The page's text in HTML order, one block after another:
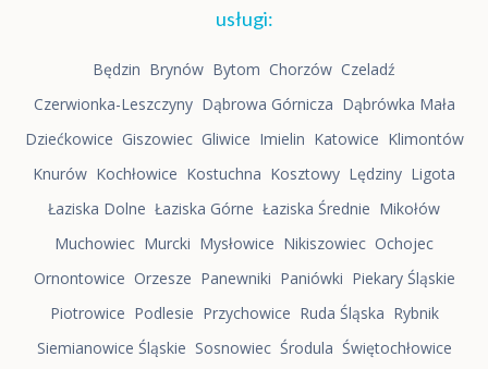
usługi:
Będzin Brynów Bytom Chorzów Czeladź
Czerwionka-Leszczyny Dąbrowa Górnicza Dąbrówka Mała
Dziećkowice Giszowiec Gliwice Imielin Katowice Klimontów
Knurów Kochłowice Kostuchna Kosztowy Lędziny Ligota
Łaziska Dolne Łaziska Górne Łaziska Średnie Mikołów
Muchowiec Murcki Mysłowice Nikiszowiec Ochojec
Ornontowice Orzesze Panewniki Paniówki Piekary Śląskie
Piotrowice Podlesie Przychowice Ruda Śląska Rybnik
Siemianowice Śląskie Sosnowiec Środula Świętochłowice